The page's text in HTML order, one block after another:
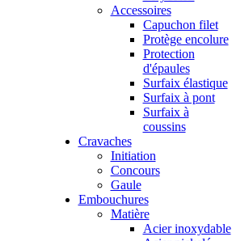
Accessoires
Capuchon filet
Protège encolure
Protection
d'épaules
Surfaix élastique
Surfaix à pont
Surfaix à
coussins
Cravaches
Initiation
Concours
Gaule
Embouchures
Matière
Acier inoxydable